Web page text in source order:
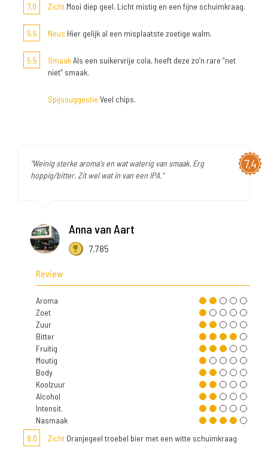
7,0
Zicht Mooi diep geel. Licht mistig en een fijne schuimkraag.
5,5 Neus Hier gelijk al een misplaatste zoetige walm.
5,5 SmaakAls een suikervrije cola, heeft deze zo’n rare “net
niet” smaak.
Spijssuggestie Veel chips.
7,4
"Weinig sterke aroma's en wat waterig van smaak. Erg
hoppig/bitter. Zit wel wat in van een IPA."
Anna van Aart
7.785
Review
Aroma
Zoet
Zuur
Bitter
Fruitig
Moutig
Body
Koolzuur
Alcohol
Intensit.
Nasmaak
8,0
Zicht Oranjegeel troebel bier met een witte schuimkraag